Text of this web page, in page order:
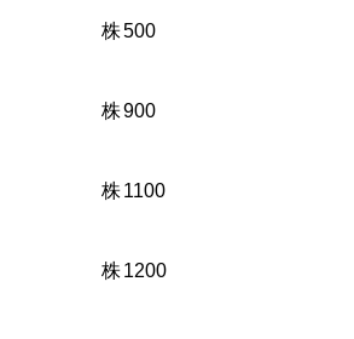
株500
株900
株1100
株1200